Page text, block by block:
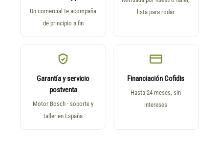
Un comercial te acompaña
de principio a fin
lista para rodar
Garantía y servicio
postventa
Motor Bosch · soporte y
taller en España
Financiación Cofidis
Hasta 24 meses, sin
intereses